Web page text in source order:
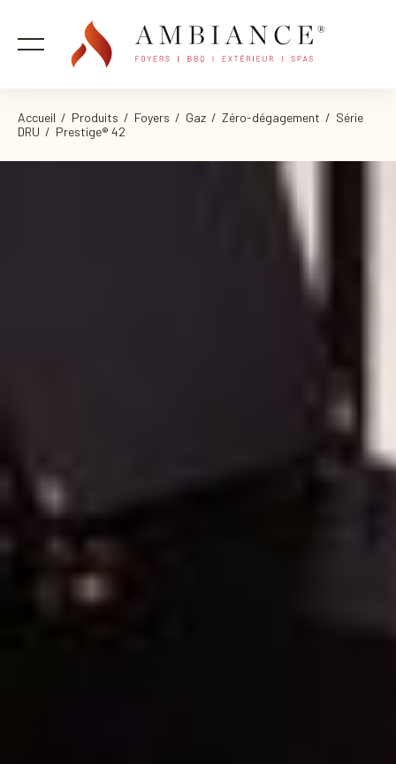
Accueil / Produits / Foyers / Gaz / Zéro-dégagement / Série
DRU / Prestige® 42